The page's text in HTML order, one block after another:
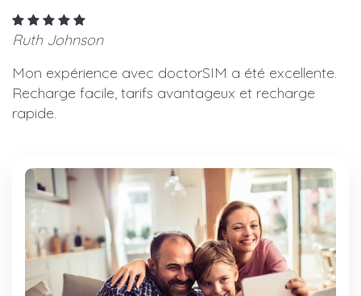
Ruth Johnson
Mon expérience avec doctorSIM a été excellente.
Recharge facile, tarifs avantageux et recharge
rapide.